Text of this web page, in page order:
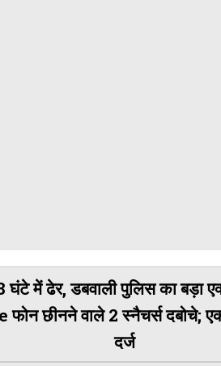
में ढेर, डबवाली पुलिस का बड़ा
छीनने वाले 2 स्नैचर्स दबोचे;
दर्ज